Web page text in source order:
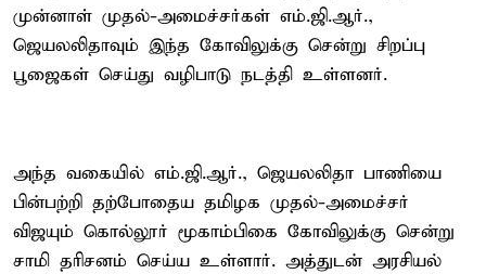
முன்னாள் முதல்-அமைச்சர்கள் எம்.ஜி.ஆர்.,
ஜெயலலிதாவும் இந்த கோவிலுக்கு சென்று சிறப்பு
பூஜைகள் செய்து வழிபாடு நடத்தி உள்ளனர்.
அந்த வகையில் எம்.ஜி.ஆர்., ஜெயலலிதா பாணியை
பின்பற்றி தற்போதைய தமிழக முதல்-அமைச்சர்
விஜயும் கொல்லூர் மூகாம்பிகை கோவிலுக்கு சென்று
சாமி தரிசனம் செய்ய உள்ளார். அத்துடன் அரசியல்